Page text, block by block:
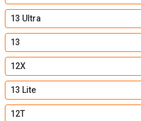
13 Ultra
13
12X
13 Lite
12T